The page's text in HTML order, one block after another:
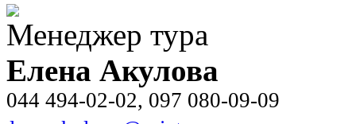
Менеджер тура
Елена Акулова
044 494-02-02, 097 080-09-09